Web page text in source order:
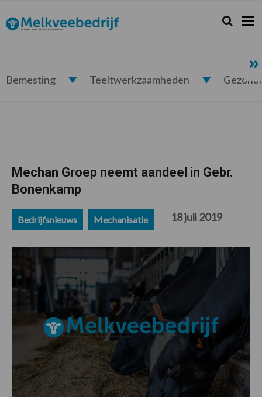
de
hoofdnavigatie
de
hoofd
de
eerste
de
voettekst
Melkveebedrijf.nl Zoeken...
Zoek
Bemesting Teeltwerkzaamheden
Mechan Groep neemt aandeel in Gebr.
Bonenkamp
Bedrijfsnieuws Mechanisatie 18 juli 2019